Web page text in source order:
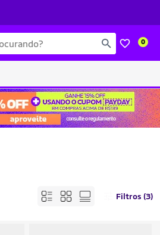
0
Filtros (3)